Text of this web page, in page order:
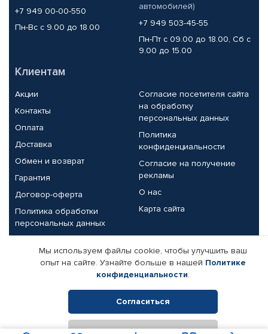
+7 949 00-00-550
Пн-Вс с 9.00 до 18.00
автомобилей)
+7 949 503-45-55
Пн-Пт с 09.00 до 18.00, Сб с
9.00 до 15.00
Клиентам
Акции
Контакты
Оплата
Доставка
Обмен и возврат
Гарантия
Договор-оферта
Политика обработки
персональных данных
Согласие посетителя сайта
на обработку
персональных данных
Политика
конфиденциальности
Согласие на получение
рекламы
О нас
Карта сайта
Партнерам
Корпоративным клиентам
Поставщикам
Реквизиты компании
Мы используем файлы cookie, чтобы улучшить ваш
опыт на сайте. Узнайте больше в нашей Политике
конфиденциальности.
Согласиться
Отклонить